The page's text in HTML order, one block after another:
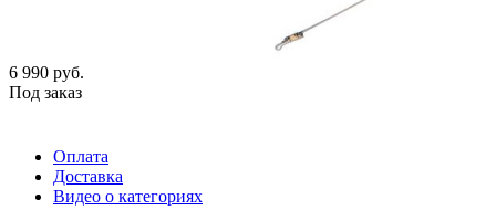
6 990 руб.
Под заказ
Оплата
Доставка
Видео о категориях